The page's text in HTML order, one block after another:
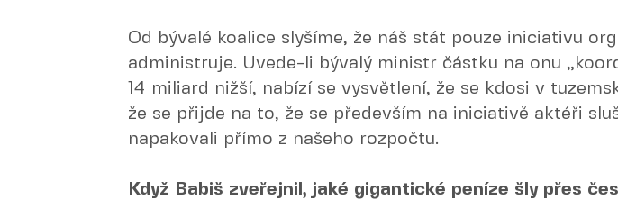
Od bývalé koalice slyšíme, že náš stát pouze iniciativu
administruje. Uvede-li bývalý ministr částku na onu
14 miliard nižší, nabízí se vysvětlení, že se kdosi v
že se přijde na to, že se především na iniciativě aktéři
napakovali přímo z našeho rozpočtu.
Když Babiš zveřejnil, jaké gigantické peníze šly přes